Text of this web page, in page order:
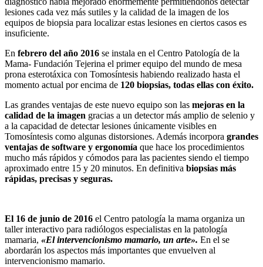
lesiones cada vez más sutiles y la calidad de la imagen de los
equipos de biopsia para localizar estas lesiones en ciertos casos es
insuficiente.
En febrero del año 2016 se instala en el Centro Patología de la
Mama- Fundación Tejerina el primer equipo del mundo de mesa
prona esterotáxica con Tomosíntesis habiendo realizado hasta el
momento actual por encima de 120 biopsias, todas ellas con éxito.
Las grandes ventajas de este nuevo equipo son las mejoras en la
calidad de la imagen gracias a un detector más amplio de selenio y
a la capacidad de detectar lesiones únicamente visibles en
Tomosíntesis como algunas distorsiones. Además incorpora grandes
ventajas de software y ergonomía que hace los procedimientos
mucho más rápidos y cómodos para las pacientes siendo el tiempo
aproximado entre 15 y 20 minutos. En definitiva biopsias más
rápidas, precisas y seguras.
El 16 de junio de 2016 el Centro patología la mama organiza un
taller interactivo para radiólogos especialistas en la patología
mamaria, «El intervencionismo mamario, un arte». En el se
abordarán los aspectos más importantes que envuelven al
intervencionismo mamario.